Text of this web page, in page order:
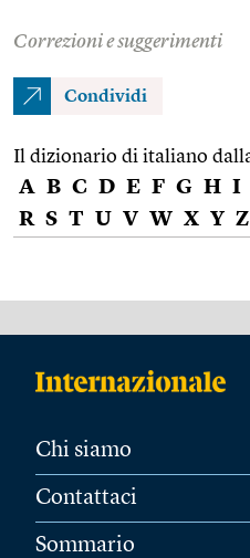
Correzioni e suggerimenti
Condividi
Il dizionario di italiano
A B C D E F G H I
R S T U V W X Y Z
Chi siamo
Contattaci
Sommario